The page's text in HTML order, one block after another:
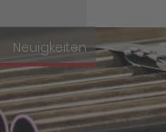
Neuigkeiten